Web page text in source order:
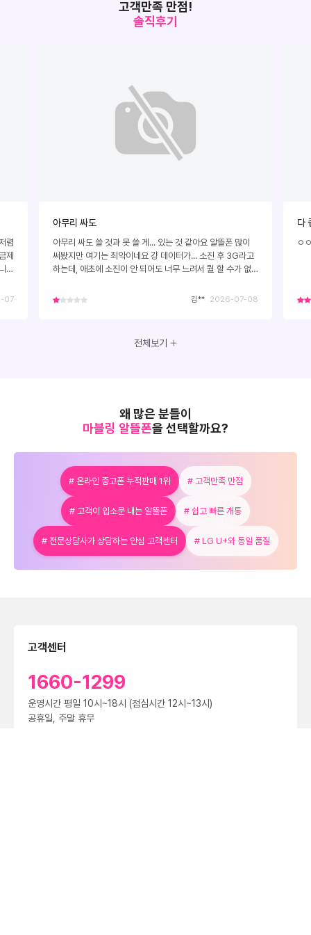
고객만족 만점!
솔직후기
렴
제
다
07
아무리 싸도
아무리 싸도 쓸 것과 못 쓸 게... 있는 것 같아요 알뜰폰 많이
써봤지만 여기는 최악이네요 걍 데이터가... 소진 후 3G라고
하는데, 애초에 소진이 안 되어도 너무 느려서 뭘 할 수가 없
다가 취소되고 쓴 지 이제 한달 됐는데 화병 레전드
김** 2026-07-08
다
ㅇ
전체보기
왜 많은 분들이
마블링 알뜰폰을 선택할까요?
# 온라인 중고폰 누적판매 1위 # 고객만족 만점
# 고객이 입소문 내는 알뜰폰 # 쉽고 빠른 개통
# 전문상담사가 상담하는 안심 고객센터 # LG U+와 동일 품질
고객센터
1660-1299
운영시간 평일 10시~18시 (점심시간 12시~13시)
공휴일, 주말 휴무